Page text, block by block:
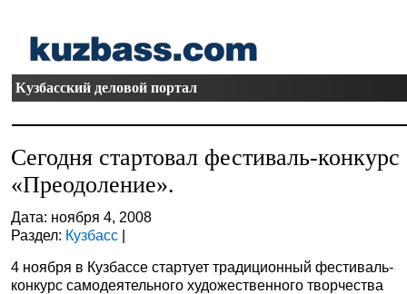
Кузбасский деловой портал
Сегодня стартовал фестиваль-конкурс
«Преодоление».
Дата: ноября 4, 2008
Раздел: Кузбасс |
4 ноября в Кузбассе стартует традиционный фестиваль-
конкурс самодеятельного художественного творчества